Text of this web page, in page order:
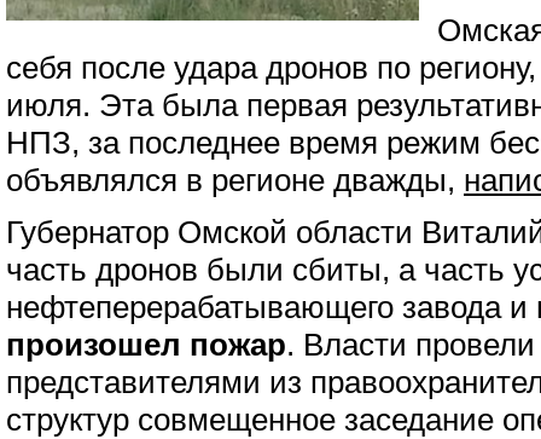
себя после удара дронов по
июля. Эта была первая
НПЗ, за последнее время режим
объявлялся в регионе дважды,
Губернатор Омской области
часть дронов были сбиты, а часть
нефтеперерабатывающего завода и
произошел пожар. Власти
представителями из
структур совмещенное заседание